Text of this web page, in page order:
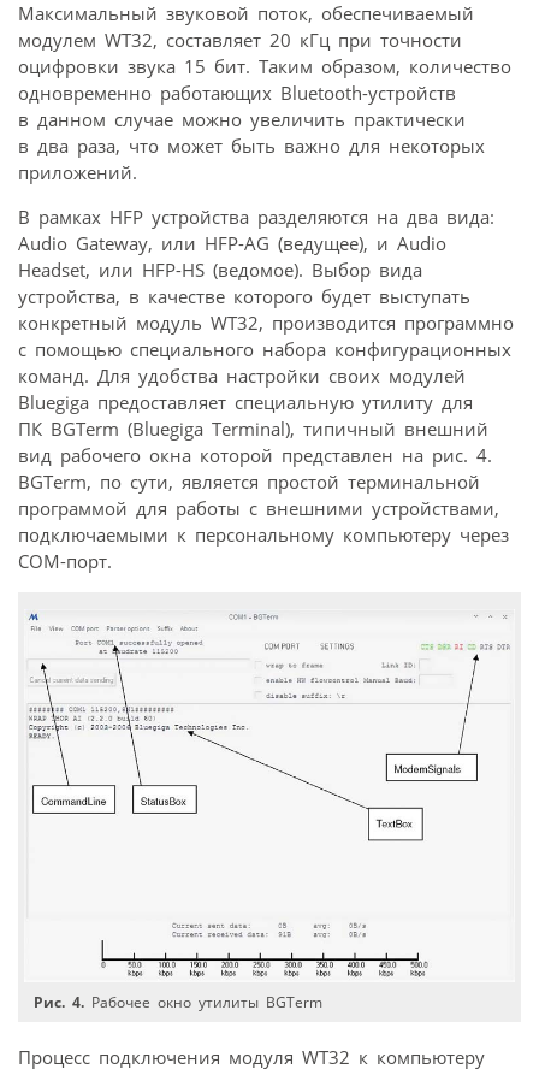
Максимальный звуковой поток, обеспечиваемый
модулем WT32, составляет 20 кГц при точности
оцифровки звука 15 бит. Таким образом, количество
одновременно работающих Bluetooth-устройств
в данном случае можно увеличить практически
в два раза, что может быть важно для некоторых
приложений.
В рамках HFP устройства разделяются на два вида:
Audio Gateway, или HFP-AG (ведущее), и Audio
Headset, или HFP-HS (ведомое). Выбор вида
устройства, в качестве которого будет выступать
конкретный модуль WT32, производится программно
с помощью специального набора конфигурационных
команд. Для удобства настройки своих модулей
Bluegiga предоставляет специальную утилиту для
ПК BGTerm (Bluegiga Terminal), типичный внешний
вид рабочего окна которой представлен на рис. 4.
BGTerm, по сути, является простой терминальной
программой для работы с внешними устройствами,
подключаемыми к персональному компьютеру через
COM-порт.
Рис. 4. Рабочее окно утилиты BGTerm
Процесс подключения модуля WT32 к компьютеру